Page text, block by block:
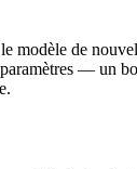
modèle de
— un